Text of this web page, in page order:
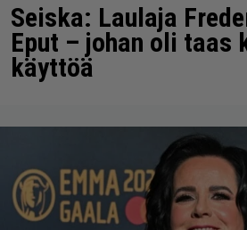
Seiska: Laulaja
Eput – johan oli taas
käyttöä